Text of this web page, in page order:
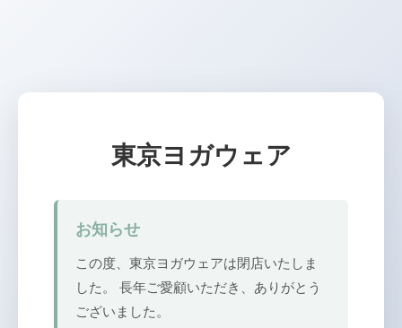
東京ヨガウェア
お知らせ
この度、東京ヨガウェアは閉店いたしま
した。 長年ご愛顧いただき、ありがとう
ございました。